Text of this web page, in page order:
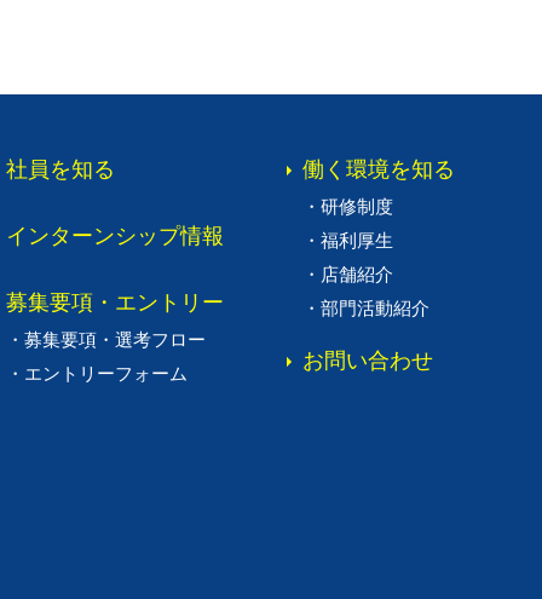
社員を知る
インターンシップ情報
募集要項・ エントリー
・ 募集要項・ 選考フロー
・ エントリーフォーム
働く環境を知る
・ 研修制度
・ 福利厚生
・ 店舗紹介
・ 部門活動紹介
お問い合わせ